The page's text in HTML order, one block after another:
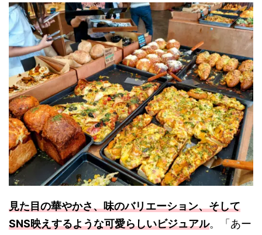
見た目の華やかさ、味のバリエーション、そして
SNS映えするような可愛らしいビジュアル。「あー